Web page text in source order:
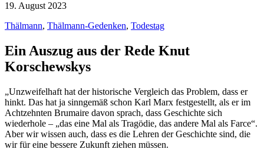
19. August 2023
Thälmann, Thälmann-Gedenken, Todestag
Ein Auszug aus der Rede Knut
Korschewskys
„Unzweifelhaft hat der historische Vergleich das Problem, dass er
hinkt. Das hat ja sinngemäß schon Karl Marx festgestellt, als er im
Achtzehnten Brumaire davon sprach, dass Geschichte sich
wiederhole – „das eine Mal als Tragödie, das andere Mal als Farce“.
Aber wir wissen auch, dass es die Lehren der Geschichte sind, die
wir für eine bessere Zukunft ziehen müssen.